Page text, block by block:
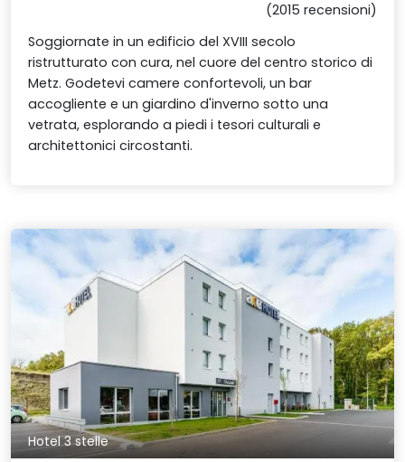
(2015 recensioni)
Soggiornate in un edificio del XVIII secolo
ristrutturato con cura, nel cuore del centro storico di
Metz. Godetevi camere confortevoli, un bar
accogliente e un giardino d'inverno sotto una
vetrata, esplorando a piedi i tesori culturali e
architettonici circostanti.
Hotel 3 stelle